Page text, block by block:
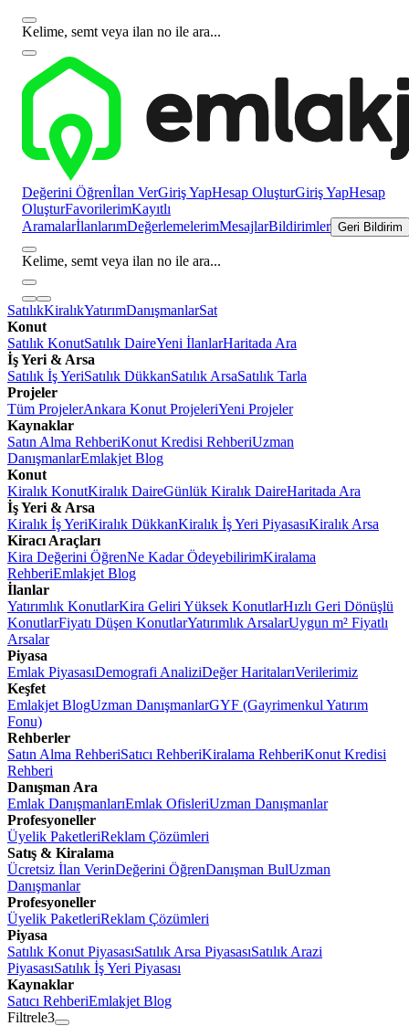
Kelime, semt veya ilan no ile ara...
Değerini Öğrenİlan VerGiriş YapHesap OluşturGiriş YapHesap
OluşturFavorilerimKayıtlı
AramalarİlanlarımDeğerlemelerimMesajlarBildirimler Geri Bildirim
Kelime, semt veya ilan no ile ara...
SatılıkKiralıkYatırımDanışmanlarSat
Konut
Satılık KonutSatılık DaireYeni İlanlarHaritada Ara
İş Yeri & Arsa
Satılık İş YeriSatılık DükkanSatılık ArsaSatılık Tarla
Projeler
Tüm ProjelerAnkara Konut ProjeleriYeni Projeler
Kaynaklar
Satın Alma RehberiKonut Kredisi RehberiUzman
DanışmanlarEmlakjet Blog
Konut
Kiralık KonutKiralık DaireGünlük Kiralık DaireHaritada Ara
İş Yeri & Arsa
Kiralık İş YeriKiralık DükkanKiralık İş Yeri PiyasasıKiralık Arsa
Kiracı Araçları
Kira Değerini ÖğrenNe Kadar ÖdeyebilirimKiralama
RehberiEmlakjet Blog
İlanlar
Yatırımlık KonutlarKira Geliri Yüksek KonutlarHızlı Geri Dönüşlü
KonutlarFiyatı Düşen KonutlarYatırımlık ArsalarUygun m² Fiyatlı
Arsalar
Piyasa
Emlak PiyasasıDemografi AnaliziDeğer HaritalarıVerilerimiz
Keşfet
Emlakjet BlogUzman DanışmanlarGYF (Gayrimenkul Yatırım
Fonu)
Rehberler
Satın Alma RehberiSatıcı RehberiKiralama RehberiKonut Kredisi
Rehberi
Danışman Ara
Emlak DanışmanlarıEmlak OfisleriUzman Danışmanlar
Profesyoneller
Üyelik PaketleriReklam Çözümleri
Satış & Kiralama
Ücretsiz İlan VerinDeğerini ÖğrenDanışman BulUzman
Danışmanlar
Profesyoneller
Üyelik PaketleriReklam Çözümleri
Piyasa
Satılık Konut PiyasasıSatılık Arsa PiyasasıSatılık Arazi
PiyasasıSatılık İş Yeri Piyasası
Kaynaklar
Satıcı RehberiEmlakjet Blog
Filtrele3